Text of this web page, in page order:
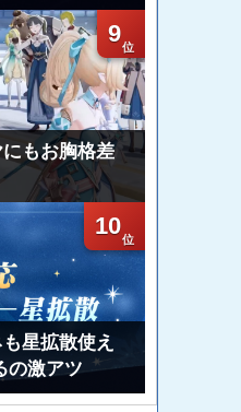
9
にもお胸格差
10
星拡散使え
の激アツ